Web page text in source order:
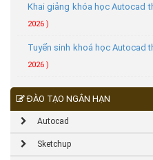
Khai giảng khóa học Autocad
2026 )
Tuyển sinh khoá học Autocad
2026 )
ĐÀO TẠO NGẮN HẠN
Autocad
Sketchup